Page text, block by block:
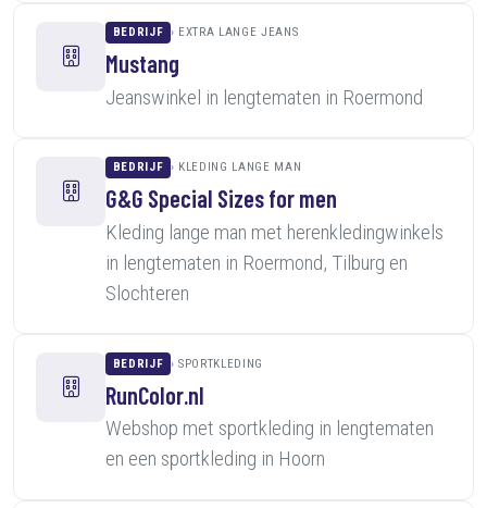
BEDRIJF EXTRA LANGE JEANS
Mustang
Jeanswinkel in lengtematen in Roermond
BEDRIJF KLEDING LANGE MAN
G&G Special Sizes for men
Kleding lange man met herenkledingwinkels
in lengtematen in Roermond, Tilburg en
Slochteren
BEDRIJF SPORTKLEDING
RunColor.nl
Webshop met sportkleding in lengtematen
en een sportkleding in Hoorn